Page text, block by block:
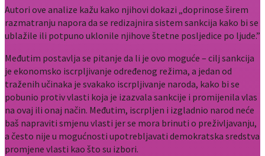
Autori ove analize kažu kako njihovi dokazi „doprinose širem
razmatranju napora da se redizajnira sistem sankcija kako bi se
ublažile ili potpuno uklonile njihove štetne posljedice po ljude.”
Međutim postavlja se pitanje da li je ovo moguće – cilj sankcija
je ekonomsko iscrpljivanje određenog režima, a jedan od
traženih učinaka je svakako iscrpljivanje naroda, kako bi se
pobunio protiv vlasti koja je izazvala sankcije i promijenila vlas
na ovaj ili onaj način. Međutim, iscrpljen i izgladnio narod neće
baš napraviti smjenu vlasti jer se mora brinuti o preživljavanju,
a često nije u mogućnosti upotrebljavati demokratska sredstva
promjene vlasti kao što su izbori.